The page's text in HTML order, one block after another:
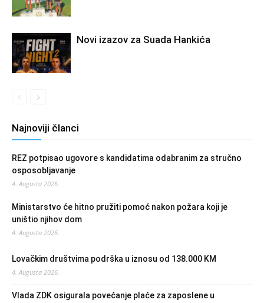
Novi izazov za Suada Hankića
Najnoviji članci
REZ potpisao ugovore s kandidatima odabranim za stručno
osposobljavanje
4. Augusta 2026.
Ministarstvo će hitno pružiti pomoć nakon požara koji je
uništio njihov dom
4. Augusta 2026.
Lovačkim društvima podrška u iznosu od 138.000 KM
4. Augusta 2026.
Vlada ZDK osigurala povećanje plaće za zaposlene u